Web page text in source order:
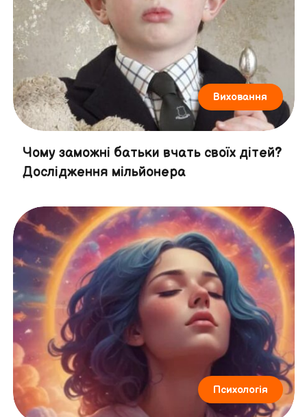
Виховання
Чому заможні батьки вчать своїх дітей?
Дослідження мільйонера
Психологія